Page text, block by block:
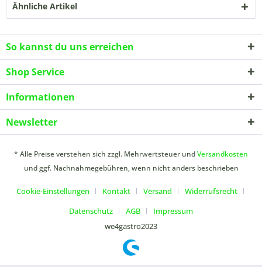
Ähnliche Artikel
So kannst du uns erreichen
Shop Service
Informationen
Newsletter
* Alle Preise verstehen sich zzgl. Mehrwertsteuer undVersandkosten
und ggf. Nachnahmegebühren, wenn nicht anders beschrieben
Cookie-Einstellungen Kontakt Versand
Widerrufsrecht
Datenschutz
AGB
Impressum
we4gastro2023